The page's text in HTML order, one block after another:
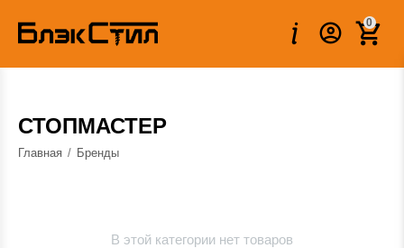
0
СТОПМАСТЕР
Главная / Бренды
В этой категории нет товаров